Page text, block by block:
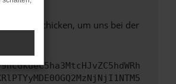
Text schicken, um uns bei der